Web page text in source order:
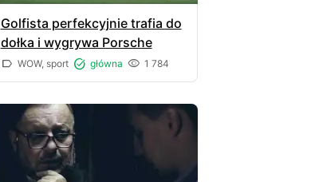
Golfista perfekcyjnie trafia do
dołka i wygrywa Porsche
WOW, sport główna 1 784